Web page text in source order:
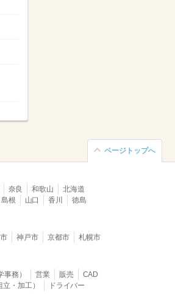
ページトップへ
奈良 和歌山
北海道
島根 山口 香川
徳島
神戸市 京都市
札幌市
務） 営業 販売
CAD
・加工） ドライバー